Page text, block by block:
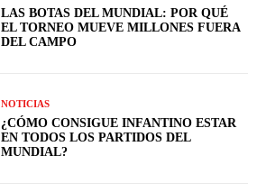
LAS BOTAS DEL MUNDIAL: POR QUÉ
EL TORNEO MUEVE MILLONES FUERA
DEL CAMPO
NOTICIAS
¿CÓMO CONSIGUE INFANTINO ESTAR
EN TODOS LOS PARTIDOS DEL
MUNDIAL?